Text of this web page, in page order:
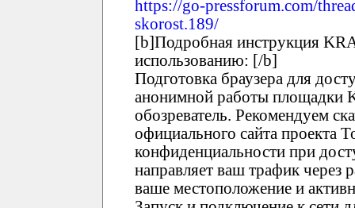
https://go-pressforum.com/
skorost.189/
[b]Подробная инструкция
использованию: [/b]
Подготовка браузера для
анонимной работы площадки
обозреватель. Рекомендуем
официального сайта проекта
конфиденциальности при
направляет ваш трафик через
ваше местоположение и